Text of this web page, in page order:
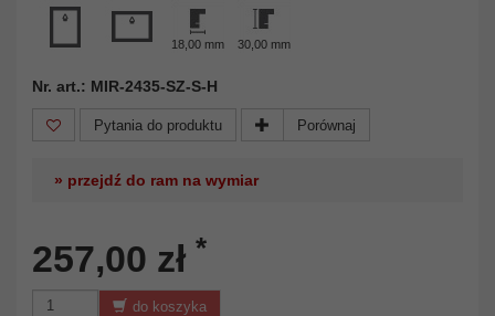
18,00 mm 30,00 mm
Nr. art.: MIR-2435-SZ-S-H
Pytania do produktu Porównaj
» przejdź do ram na wymiar
257,00 zł *
do koszyka